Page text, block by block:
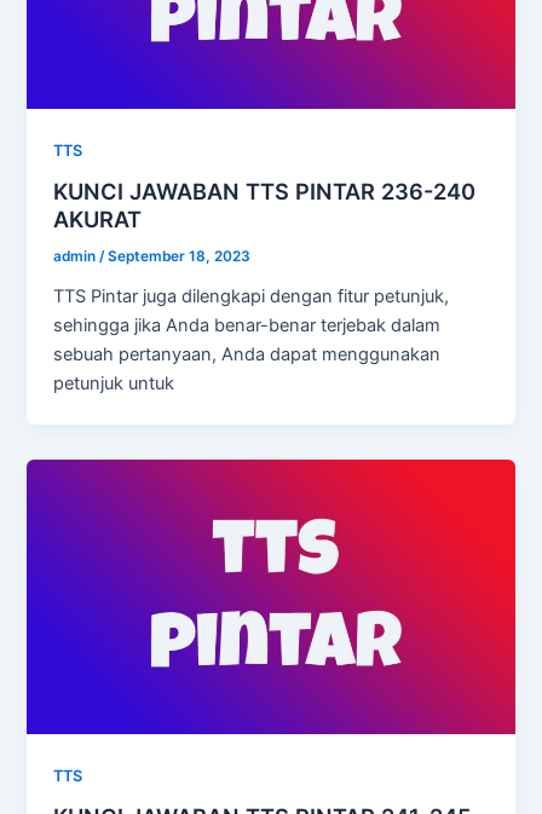
TTS
KUNCI JAWABAN TTS PINTAR 236-240
AKURAT
admin/September 18, 2023
TTS Pintar juga dilengkapi dengan fitur petunjuk,
sehingga jika Anda benar-benar terjebak dalam
sebuah pertanyaan, Anda dapat menggunakan
petunjuk untuk
TTS